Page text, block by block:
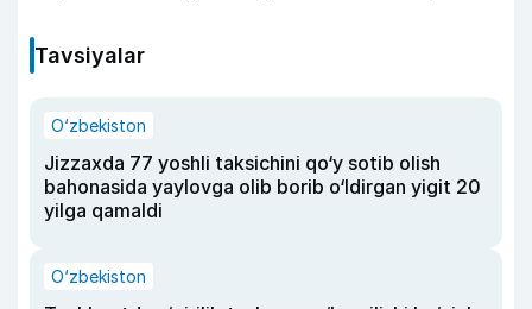
Tavsiyalar
O‘zbekiston
Jizzaxda 77 yoshli taksichini qo‘y sotib olish
bahonasida yaylovga olib borib o‘ldirgan yigit 20
yilga qamaldi
O‘zbekiston